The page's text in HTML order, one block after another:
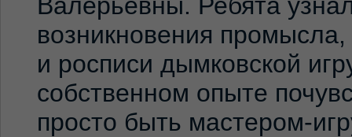
возникновения
и росписи дымковской
собственном опыте
просто быть мастером-